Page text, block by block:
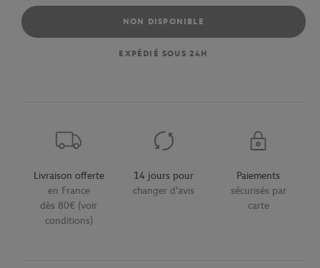
NON DISPONIBLE
EXPÉDIÉ SOUS 24H
Livraison offerte
en France
dès 80€ (voir
conditions)
14 jours pour
changer d'avis
Paiements
sécurisés par
carte